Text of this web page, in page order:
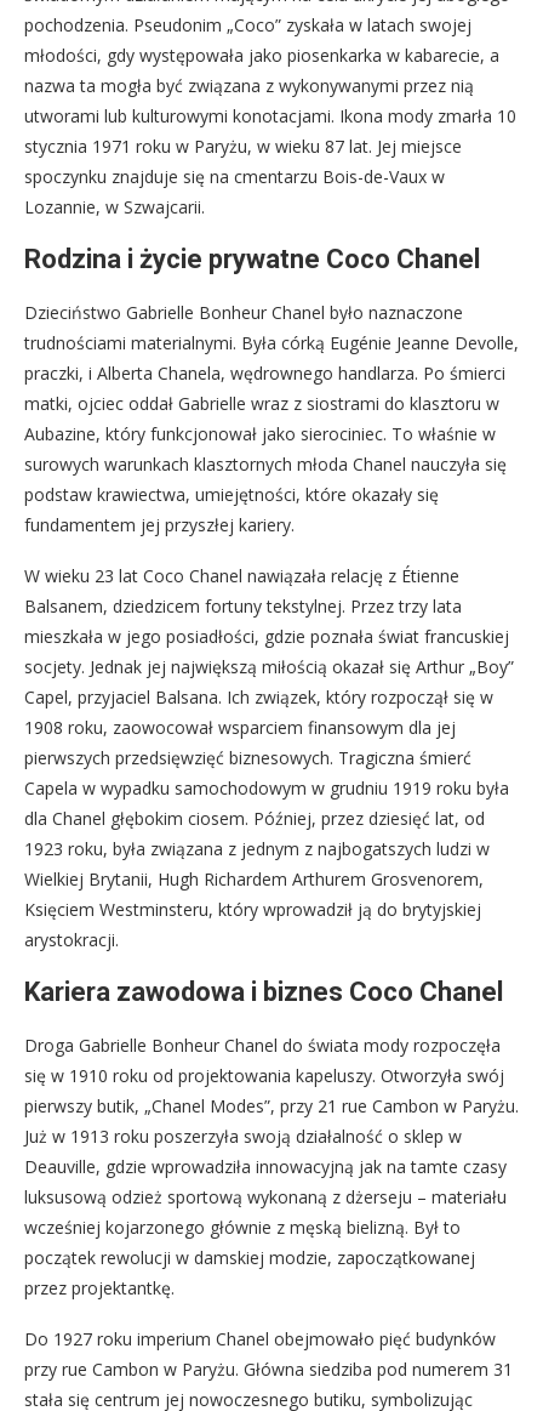
pochodzenia. Pseudonim „Coco” zyskała w latach swojej
młodości, gdy występowała jako piosenkarka w kabarecie, a
nazwa ta mogła być związana z wykonywanymi przez nią
utworami lub kulturowymi konotacjami. Ikona mody zmarła 10
stycznia 1971 roku w Paryżu, w wieku 87 lat. Jej miejsce
spoczynku znajduje się na cmentarzu Bois-de-Vaux w
Lozannie, w Szwajcarii.
Rodzina i życie prywatne Coco Chanel
Dzieciństwo Gabrielle Bonheur Chanel było naznaczone
trudnościami materialnymi. Była córką Eugénie Jeanne Devolle,
praczki, i Alberta Chanela, wędrownego handlarza. Po śmierci
matki, ojciec oddał Gabrielle wraz z siostrami do klasztoru w
Aubazine, który funkcjonował jako sierociniec. To właśnie w
surowych warunkach klasztornych młoda Chanel nauczyła się
podstaw krawiectwa, umiejętności, które okazały się
fundamentem jej przyszłej kariery.
W wieku 23 lat Coco Chanel nawiązała relację z Étienne
Balsanem, dziedzicem fortuny tekstylnej. Przez trzy lata
mieszkała w jego posiadłości, gdzie poznała świat francuskiej
socjety. Jednak jej największą miłością okazał się Arthur „Boy”
Capel, przyjaciel Balsana. Ich związek, który rozpoczął się w
1908 roku, zaowocował wsparciem finansowym dla jej
pierwszych przedsięwzięć biznesowych. Tragiczna śmierć
Capela w wypadku samochodowym w grudniu 1919 roku była
dla Chanel głębokim ciosem. Później, przez dziesięć lat, od
1923 roku, była związana z jednym z najbogatszych ludzi w
Wielkiej Brytanii, Hugh Richardem Arthurem Grosvenorem,
Księciem Westminsteru, który wprowadził ją do brytyjskiej
arystokracji.
Kariera zawodowa i biznes Coco Chanel
Droga Gabrielle Bonheur Chanel do świata mody rozpoczęła
się w 1910 roku od projektowania kapeluszy. Otworzyła swój
pierwszy butik, „Chanel Modes”, przy 21 rue Cambon w Paryżu.
Już w 1913 roku poszerzyła swoją działalność o sklep w
Deauville, gdzie wprowadziła innowacyjną jak na tamte czasy
luksusową odzież sportową wykonaną z dżerseju – materiału
wcześniej kojarzonego głównie z męską bielizną. Był to
początek rewolucji w damskiej modzie, zapoczątkowanej
przez projektantkę.
Do 1927 roku imperium Chanel obejmowało pięć budynków
przy rue Cambon w Paryżu. Główna siedziba pod numerem 31
stała się centrum jej nowoczesnego butiku, symbolizując